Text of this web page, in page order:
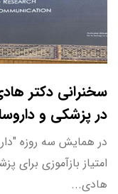
سخنرانی دکتر
در پزشکی و
امتیاز بازآموزی برای
هادی...